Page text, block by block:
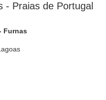
- Praias de Portugal
Furnas